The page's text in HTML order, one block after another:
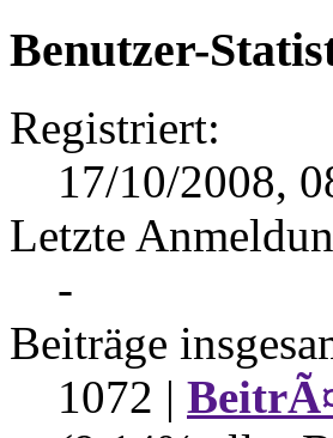
Benutzer-
Registriert:
17/10/2008,
Letzte
-
Beiträge
1072 |